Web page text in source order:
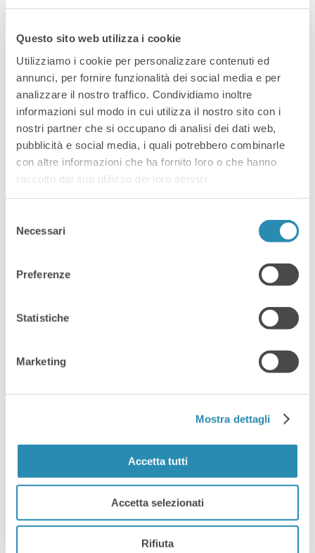
Questo sito web utilizza i cookie
Utilizziamo i cookie per personalizzare contenuti ed
annunci, per fornire funzionalità dei social media e per
analizzare il nostro traffico. Condividiamo inoltre
informazioni sul modo in cui utilizza il nostro sito con i
nostri partner che si occupano di analisi dei dati web,
pubblicità e social media, i quali potrebbero combinarle
con altre informazioni che ha fornito loro o che hanno
raccolto dal suo utilizzo dei loro servizi.
delNecessari
Preferenze
Statistiche
Marketing
Mostra dettagli
Accetta tutti
Accetta selezionati
Rifiuta
Fiera A&T
Nordest 2024: il
21 maggio
presso DIH
Vicenza
Il 21 maggio 2024 dalle 17:30 alle 19:00,
il Digital Innovation Hub di
Confartigianato Imprese Vicenza
all’automazione e ai test
Vicenza, in Via E. Fermi, 134, e vedrà la
nell’ambito dell’organizzazione di
coinvolge i […]